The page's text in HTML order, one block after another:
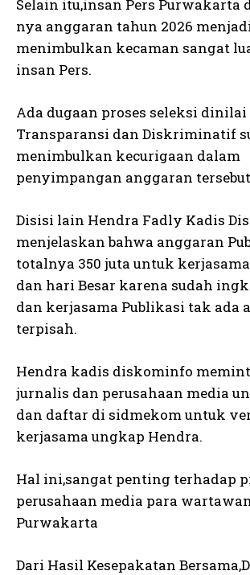
Selain itu,insan Pers Purwakarta
nya anggaran tahun 2026
menimbulkan kecaman sangat
insan Pers.
Ada dugaan proses seleksi
Transparansi dan Diskriminatif
menimbulkan kecurigaan dalam
penyimpangan anggaran
Disisi lain Hendra Fadly Kadis
menjelaskan bahwa anggaran
totalnya 350 juta untuk
dan hari Besar karena sudah
dan kerjasama Publikasi tak ada
terpisah.
Hendra kadis diskominfo
jurnalis dan perusahaan media
dan daftar di sidmekom untuk
kerjasama ungkap Hendra.
Hal ini,sangat penting terhadap
perusahaan media para
Purwakarta
Dari Hasil Kesepakatan